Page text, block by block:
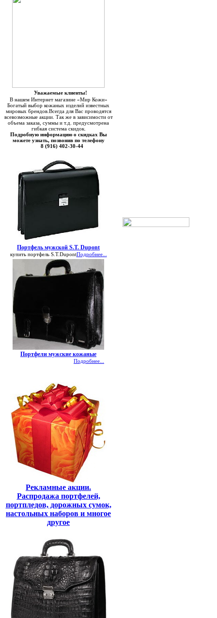
Уважаемые клиенты!
В нашем Интернет магазине «Мир Кожи»
Богатый выбор кожаных изделий известных
мировых брендов.Всегда для Вас проводятся
всевозможные акции. Так же в зависимости от
объема заказа, суммы и т.д. предусмотрена
гибкая система скидок.
Подробную информацию о скидках Вы
можете узнать, позвонив по телефону
8 (916) 402-30-44
Портфель мужской S.T. Dupont
купить портфель S.T.DupontПодробнее...
Портфели мужские кожаные
Подробнее...
Рекламные акции.
Распродажа портфелей,
портпледов, дорожных сумок,
настольных наборов и многое
другое